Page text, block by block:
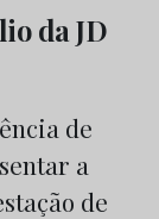
da JD
de
a
de